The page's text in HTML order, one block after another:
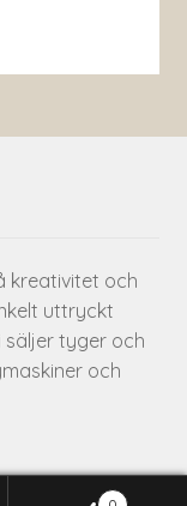
kreativitet och
uttryckt
säljer tyger och
och